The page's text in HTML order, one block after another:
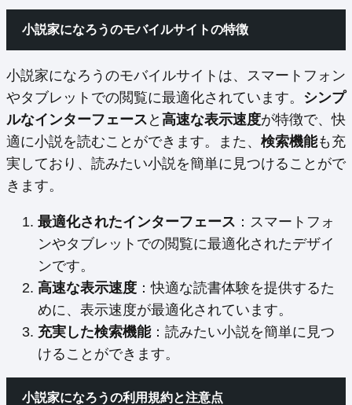
小説家になろうのモバイルサイトの特徴
小説家になろうのモバイルサイトは、スマートフォン
やタブレットでの閲覧に最適化されています。 シンプ
ルなインターフェース と 高速な表示速度が特徴で、快
適に小説を読むことができます。また、 検索機能も充
実しており、読みたい小説を簡単に見つけることがで
きます。
最適化されたインターフェース ：スマートフォ
ンやタブレットでの閲覧に最適化されたデザイ
ンです。
高速な表示速度 ：快適な読書体験を提供するた
めに、表示速度が最適化されています。
充実した検索機能：読みたい小説を簡単に見つ
けることができます。
小説家になろうの利用規約と注意点